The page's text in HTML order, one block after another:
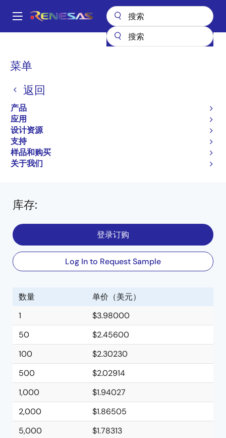
到
Main
菜单
返回
产品
应用
设计资源
支持
样品和购买
关于我们
面
屑
光电耦合器（光耦合器）
光电耦合器/光耦合器 IC 输出
PS8502L2-AX
High-speed Analog Output Type 8 mm
Creepage 8-PIN Photocoupler
PS8502 Data Sheet
有关 PS8502L2 的所有信息
库存:
登录订购
Log In to Request Sample
数量
单价（美元）
1
$3.98000
50
$2.45600
100
$2.30230
500
$2.02914
1,000
$1.94027
2,000
$1.86505
5,000
$1.78313